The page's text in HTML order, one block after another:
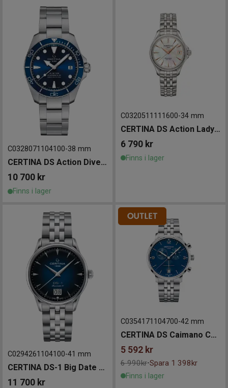
C0328071104100-38 mm
CERTINA DS Action Diver Powermatic 80 38mm
10 700 kr
Finns i lager
C0320511111600-34 mm
CERTINA DS Action Lady Diamonds 34mm
6 790 kr
Finns i lager
C0294261104100-41 mm
CERTINA DS-1 Big Date Powermatic 80 41mm
11 700 kr
C0354171104700-42 mm
CERTINA DS Caimano Chronograph 42mm
5 592 kr
6 990kr-Spara 1 398kr
Finns i lager